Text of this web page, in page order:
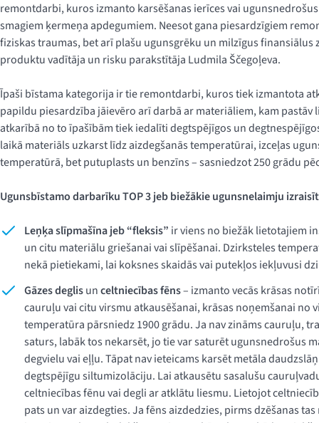
remontdarbi, kuros izmanto karsēšanas ierīces vai
smagiem ķermeņa apdegumiem. Neesot gana piesardzīgiem
fiziskas traumas, bet arī plašu ugunsgrēku un milzīgus finansiālus
produktu vadītāja un risku parakstītāja Ludmila Ščegoļeva.
Īpaši bīstama kategorija ir tie remontdarbi, kuros tiek izmantota
papildu piesardzība jāievēro arī darbā ar materiāliem, kam pastāv
atkarībā no to īpašībām tiek iedalīti degtspējīgos un
laikā materiāls uzkarst līdz aizdegšanās temperatūrai, izceļas
temperatūrā, bet putuplasts un benzīns – sasniedzot 250 grādu
Ugunsbīstamo darbarīku TOP 3 jeb biežākie ugunsnelaimju
Leņķa slīpmašīna jeb “fleksis” ir viens no biežāk lietotajiem
un citu materiālu griešanai vai slīpēšanai. Dzirksteles
nekā pietiekami, lai koksnes skaidās vai putekļos iekļuvusi
Gāzes deglisunceltniecības fēns– izmanto vecās krāsas
cauruļu vai citu virsmu atkausēšanai, krāsas noņemšanai no
temperatūra pārsniedz 1900 grādu. Ja nav zināms cauruļu,
saturs, labāk tos nekarsēt, jo tie var saturēt ugunsnedrošus
degvielu vai eļļu. Tāpat nav ieteicams karsēt metāla
degtspējīgu siltumizolāciju. Lai atkausētu sasalušu
celtniecības fēnu vai degli ar atklātu liesmu. Lietojot
pats un var aizdegties. Ja fēns aizdedzies, pirms dzēšanas